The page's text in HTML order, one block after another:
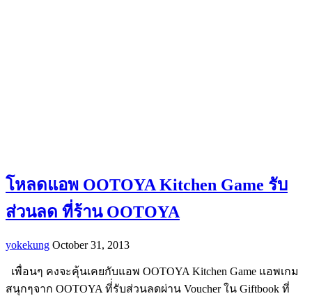
โหลดแอพ OOTOYA Kitchen Game รับ
ส่วนลด ที่ร้าน OOTOYA
yokekung October 31, 2013
เพื่อนๆ คงจะคุ้นเคยกับแอพ OOTOYA Kitchen Game แอพเกม
สนุกๆจาก OOTOYA ที่่รับส่วนลดผ่าน Voucher ใน Giftbook ที่